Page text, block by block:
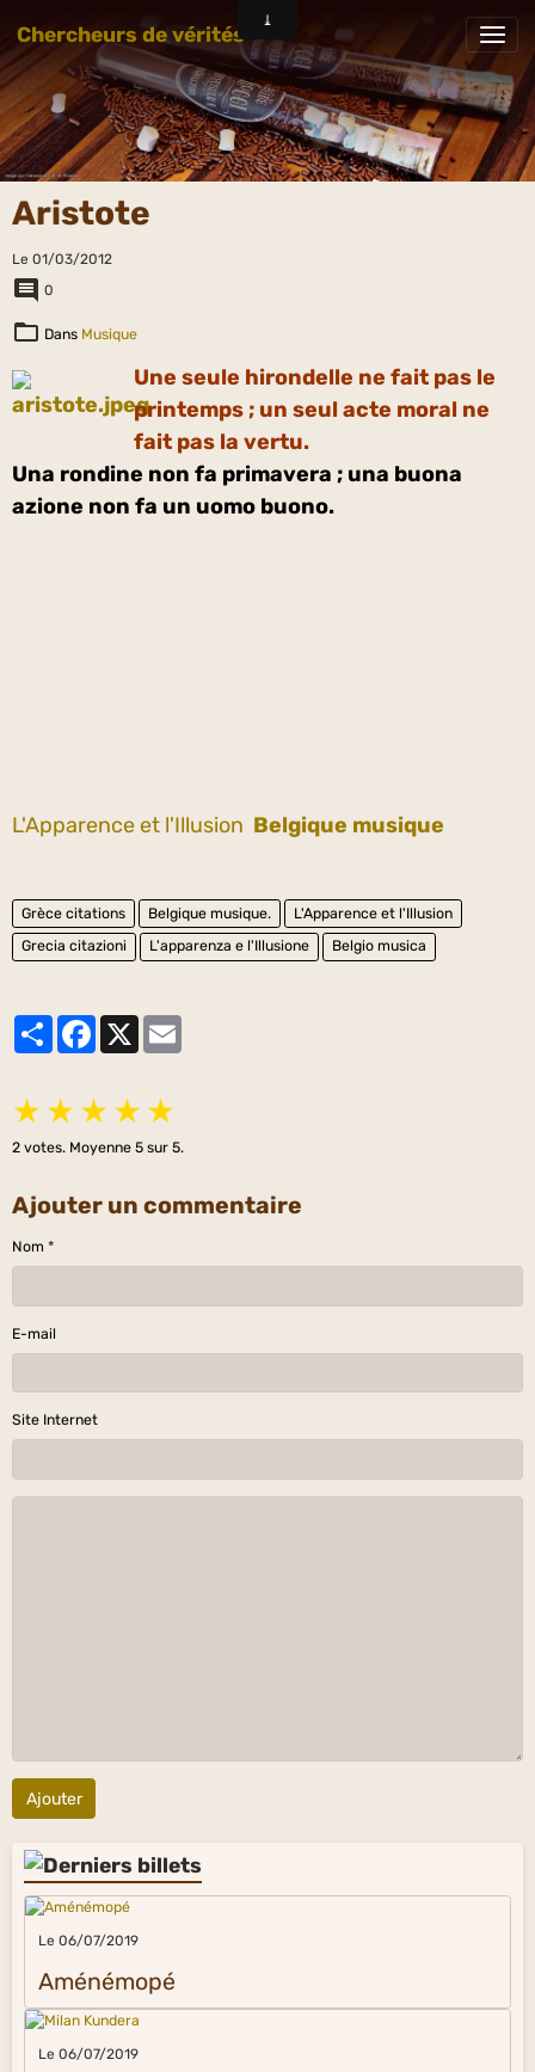
Chercheurs de vérités
Aristote
Le 01/03/2012
0
Dans Musique
Une seule hirondelle ne fait pas le
printemps ; un seul acte moral ne
fait pas la vertu.
Una rondine non fa primavera ; una buona
azione non fa un uomo buono.
L'Apparence et l'Illusion Belgique musique
Grèce citations Belgique musique.
L'Apparence et l'Illusion
Grecia citazioni
L'apparenza e l'Illusione Belgio musica
PartagerFacebook
★ ★ ★ ★ ★
2 votes. Moyenne 5 sur 5.
Ajouter un commentaire
Nom
E-mail
Site Internet
Ajouter
Le 06/07/2019
Aménémopé
Le 06/07/2019